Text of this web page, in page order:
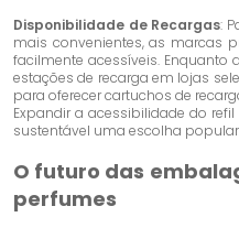
Disponibilidade de Recargas:
mais convenientes, as marcas
facilmente acessíveis.
estações de recarga em lojas
para oferecer cartuchos de
Expandir a acessibilidade do
sustentável uma escolha
O futuro das
perfumes